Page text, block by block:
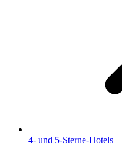
4- und 5-Sterne-Hotels